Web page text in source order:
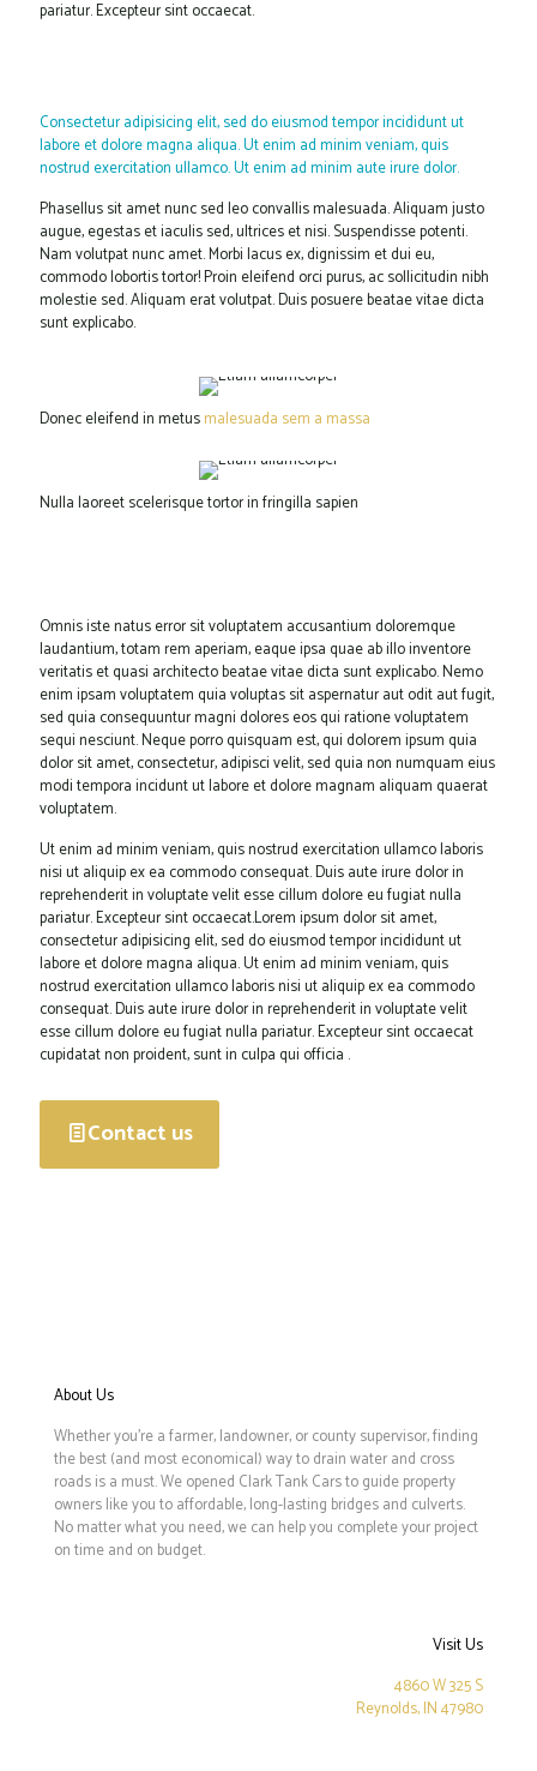
pariatur. Excepteur sint occaecat.
Consectetur adipisicing elit, sed do eiusmod tempor incididunt ut
labore et dolore magna aliqua. Ut enim ad minim veniam, quis
nostrud exercitation ullamco. Ut enim ad minim aute irure dolor.
Phasellus sit amet nunc sed leo convallis malesuada. Aliquam justo
augue, egestas et iaculis sed, ultrices et nisi. Suspendisse potenti.
Nam volutpat nunc amet. Morbi lacus ex, dignissim et dui eu,
commodo lobortis tortor! Proin eleifend orci purus, ac sollicitudin nibh
molestie sed. Aliquam erat volutpat. Duis posuere beatae vitae dicta
sunt explicabo.
Donec eleifend in metusmalesuada sem a massa
Nulla laoreet scelerisque tortor in fringilla sapien
Omnis iste natus error sit voluptatem accusantium doloremque
laudantium, totam rem aperiam, eaque ipsa quae ab illo inventore
veritatis et quasi architecto beatae vitae dicta sunt explicabo. Nemo
enim ipsam voluptatem quia voluptas sit aspernatur aut odit aut fugit,
sed quia consequuntur magni dolores eos qui ratione voluptatem
sequi nesciunt. Neque porro quisquam est, qui dolorem ipsum quia
dolor sit amet, consectetur, adipisci velit, sed quia non numquam eius
modi tempora incidunt ut labore et dolore magnam aliquam quaerat
voluptatem.
Ut enim ad minim veniam, quis nostrud exercitation ullamco laboris
nisi ut aliquip ex ea commodo consequat. Duis aute irure dolor in
reprehenderit in voluptate velit esse cillum dolore eu fugiat nulla
pariatur. Excepteur sint occaecat.Lorem ipsum dolor sit amet,
consectetur adipisicing elit, sed do eiusmod tempor incididunt ut
labore et dolore magna aliqua. Ut enim ad minim veniam, quis
nostrud exercitation ullamco laboris nisi ut aliquip ex ea commodo
consequat. Duis aute irure dolor in reprehenderit in voluptate velit
esse cillum dolore eu fugiat nulla pariatur. Excepteur sint occaecat
cupidatat non proident, sunt in culpa qui officia .
Contact us
About Us
Whether you’re a farmer, landowner, or county supervisor, finding
the best (and most economical) way to drain water and cross
roads is a must. We opened Clark Tank Cars to guide property
owners like you to affordable, long-lasting bridges and culverts.
No matter what you need, we can help you complete your project
on time and on budget.
Visit Us
4860 W 325 S
Reynolds, IN 47980